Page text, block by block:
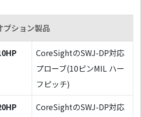
プション製品
CoreSightのSWJ-DP対応
プローブ(10ピンMIL ハー
フピッチ)
CoreSightのSWJ-DP対応